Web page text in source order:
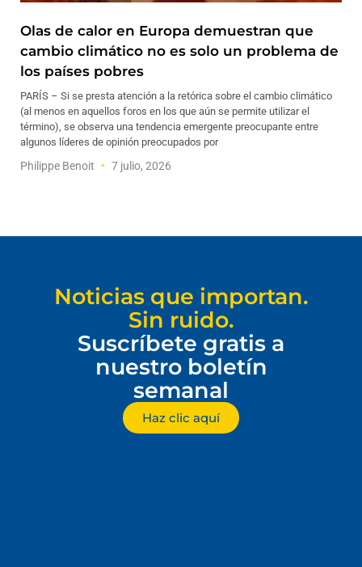
Olas de calor en Europa demuestran que
cambio climático no es solo un problema de
los países pobres
PARÍS – Si se presta atención a la retórica sobre el cambio climático
(al menos en aquellos foros en los que aún se permite utilizar el
término), se observa una tendencia emergente preocupante entre
algunos líderes de opinión preocupados por
Philippe Benoit 7 julio, 2026
Noticias que importan.
Sin ruido.
Suscríbete gratis a
nuestro boletín
semanal
Haz clic aquí